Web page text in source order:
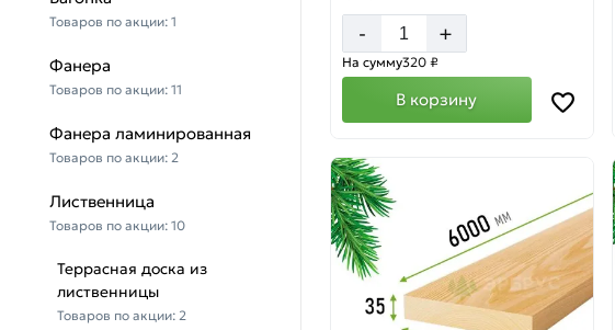
Товаров по акции: 1
Фанера
Товаров по акции: 11
Фанера ламинированная
Товаров по акции: 2
Лиственница
Товаров по акции: 10
Террасная доска из
лиственницы
Товаров по акции: 2
- +
На сумму320 ₽
В корзину